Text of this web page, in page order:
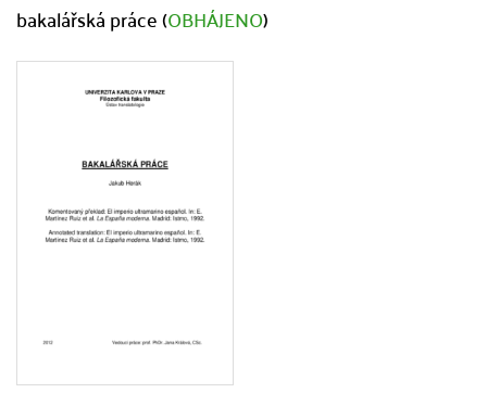
bakalářská práce (OBHÁJENO)